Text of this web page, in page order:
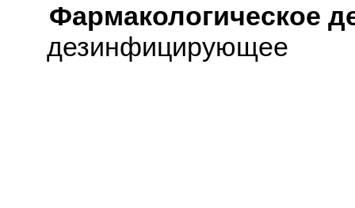
Фармакологическое
дезинфицирующее